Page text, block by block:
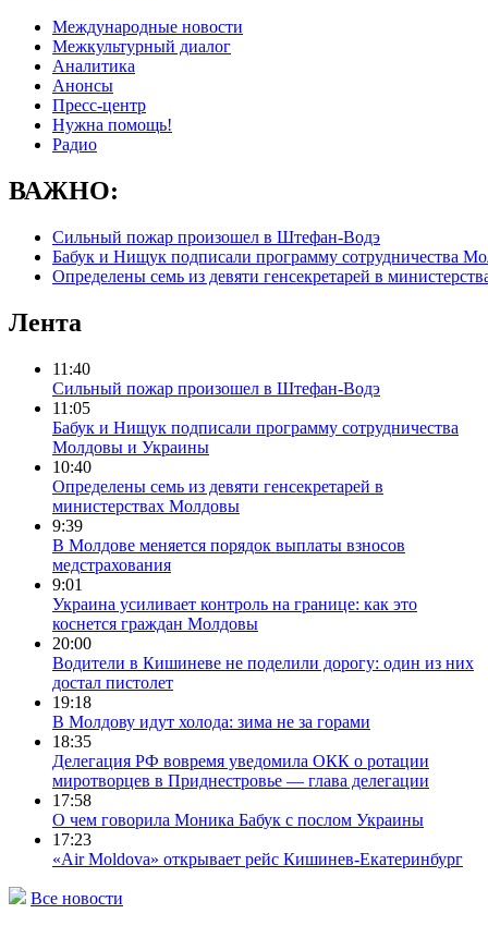
Международные новости
Межкультурный диалог
Аналитика
Анонсы
Пресс-центр
Нужна помощь!
Радио
ВАЖНО:
Сильный пожар произошел в Штефан-Водэ
Бабук и Нищук подписали программу сотрудничества
Определены семь из девяти генсекретарей в
Лента
11:40
Сильный пожар произошел в Штефан-Водэ
11:05
Бабук и Нищук подписали программу сотрудничества
Молдовы и Украины
10:40
Определены семь из девяти генсекретарей в
министерствах Молдовы
9:39
В Молдове меняется порядок выплаты взносов
медстрахования
9:01
Украина усиливает контроль на границе: как это
коснется граждан Молдовы
20:00
Водители в Кишиневе не поделили дорогу: один из них
достал пистолет
19:18
В Молдову идут холода: зима не за горами
18:35
Делегация РФ вовремя уведомила ОКК о ротации
миротворцев в Приднестровье — глава делегации
17:58
О чем говорила Моника Бабук с послом Украины
17:23
«Air Moldova» открывает рейс Кишинев-Екатеринбург
Все новости